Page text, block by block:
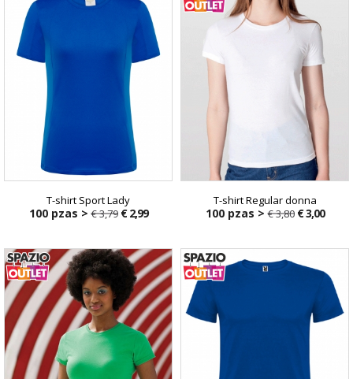
T-shirt Sport Lady
100 pzas >€ 3,79 € 2,99
T-shirt Regular donna
100 pzas >€ 3,80 € 3,00